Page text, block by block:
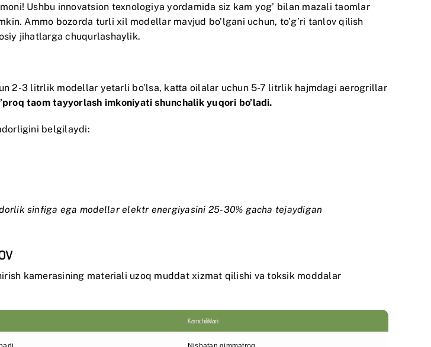
Ushbu innovatsion texnologiya yordamida siz kam yog’ bilan mazali taomlar
Ammo bozorda turli xil modellar mavjud bo’lgani uchun, to’g’ri tanlov qilish
jihatlarga chuqurlashaylik.
2-3 litrlik modellar yetarli bo’lsa, katta oilalar uchun 5-7 litrlik hajmdagi aerogrillar
taom tayyorlash imkoniyati shunchalik yuqori bo’ladi.
belgilaydi:
sinfiga ega modellar elektr energiyasini 25-30% gacha tejaydigan
kamerasining materiali uzoq muddat xizmat qilishi va toksik moddalar
Kamchiliklari